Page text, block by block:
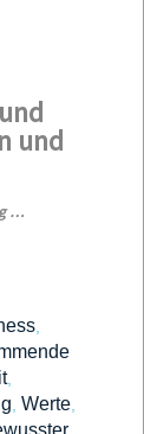
und
…
,
Werte